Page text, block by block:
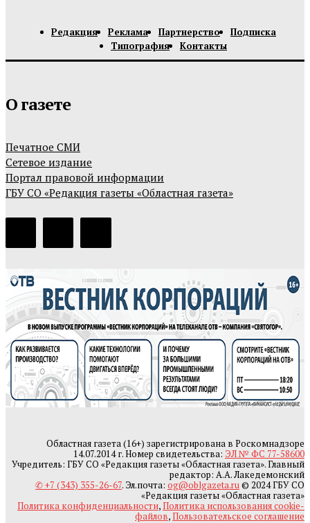
Редакция Реклама Партнерство
Подписка
Типография
Контакты
О газете
Печатное СМИ
Сетевое издание
Портал правовой информации
ГБУ СО «Редакция газеты «Областная газета»
Областная газета (16+) зарегистрирована в Роскомнадзоре
14.07.2014 г. Номер свидетельства: ЭЛ № ФС 77-58600
Учредитель: ГБУ СО «Редакция газеты «Областная газета». Главный
редактор: А.А. Лакедемонский
✆ +7 (343) 355-26-67. Эл.почта: og@oblgazeta.ru© 2024 ГБУ СО
«Редакция газеты «Областная газета»
Политика конфиденциальности,Политика использования cookie-
файлов,Пользовательское соглашение